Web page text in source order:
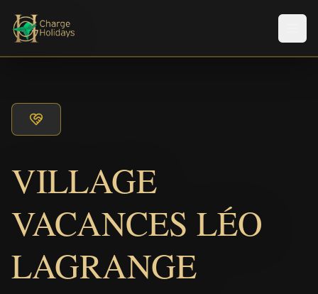
VILLAGE
VACANCES LÉO
LAGRANGE